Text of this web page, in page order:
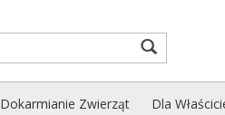
Dokarmianie Zwierząt Dla